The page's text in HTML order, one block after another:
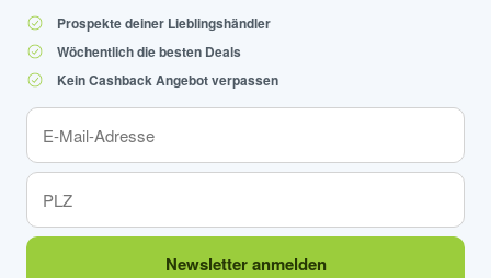
Prospekte deiner Lieblingshändler
Wöchentlich die besten Deals
Kein Cashback Angebot verpassen
Newsletter anmelden